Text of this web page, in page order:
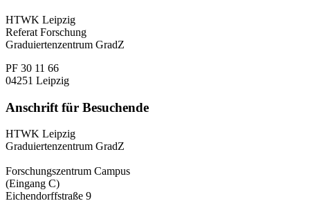
HTWK Leipzig
Referat Forschung
Graduiertenzentrum GradZ
PF 30 11 66
04251 Leipzig
Anschrift für Besuchende
HTWK Leipzig
Graduiertenzentrum GradZ
Forschungszentrum Campus
(Eingang C)
Eichendorffstraße 9